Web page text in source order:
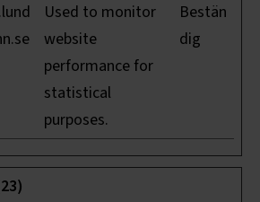
Used to monitor
website
performance for
statistical
purposes.
Bestän
dig